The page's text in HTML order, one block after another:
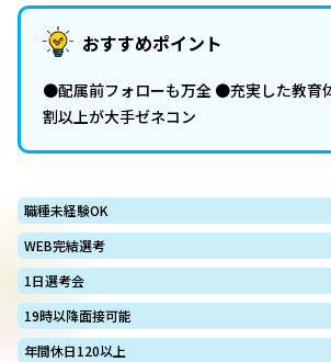
おすすめポイント
●配属前フォローも万全 ●充実した教育
割以上が大手ゼネコン
職種未経験OK
WEB完結選考
1日選考会
19時以降面接可能
年間休日120以上